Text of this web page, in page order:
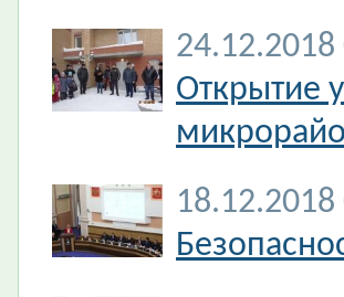
24.12.2018
Открытие